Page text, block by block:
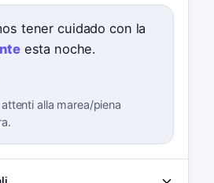
tener cuidado con la
esta noche.
alla marea/piena